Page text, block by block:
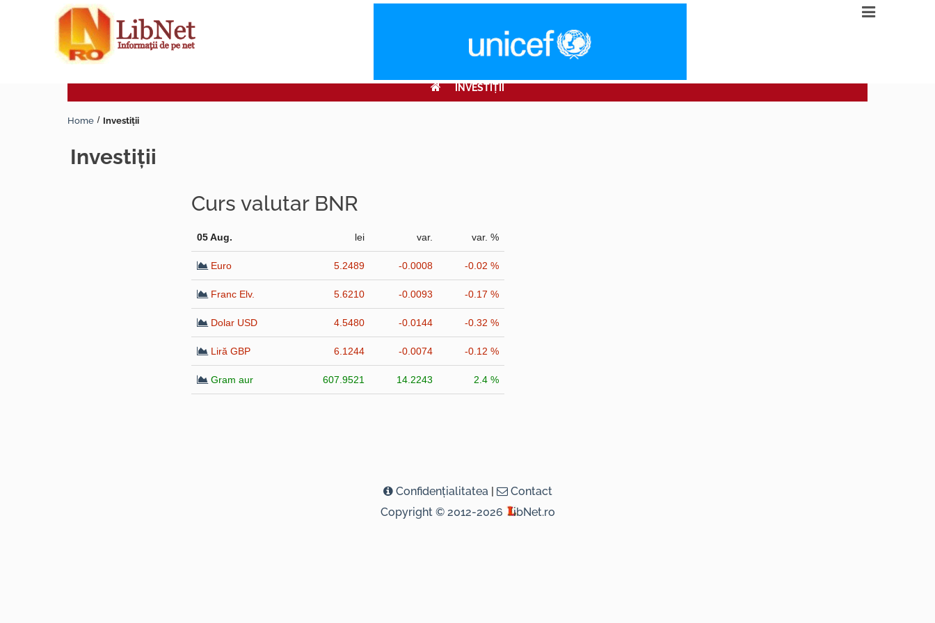
INVESTIŢII
Home Investiţii
investiţii
Curs valutar BNR
05 Aug. lei var. var. %
Euro 5.2489 -0.0008 -0.02 %
Franc Elv. 5.6210 -0.0093 -0.17 %
Dolar USD 4.5480 -0.0144 -0.32 %
Liră GBP 6.1244 -0.0074 -0.12 %
Gram aur 607.9521 14.2243 2.4 %
Confidenţialitatea |
Contact
Copyright © 2012-2026
ibNet.ro